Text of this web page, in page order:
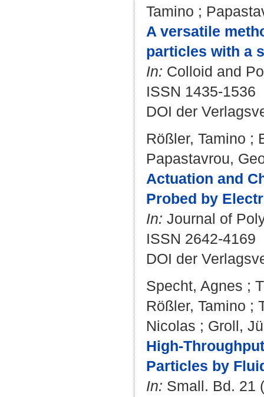
Tamino ;
A versatile
particles with a
In: Colloid and
ISSN 1435-1536
DOI der
Rößler, Tamino ;
Papastavrou,
Actuation and
Probed by
In: Journal of
ISSN 2642-4169
DOI der
Specht, Agnes ;
Rößler, Tamino ;
Nicolas ; Groll,
High-
Particles by
In: Small. Bd. 21